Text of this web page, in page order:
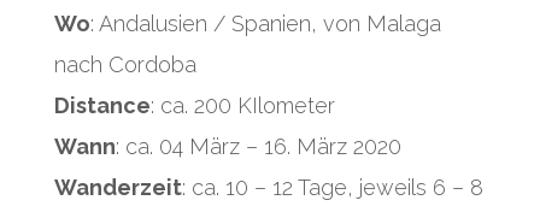
Wo: Andalusien / Spanien, von Malaga
nach Cordoba
Distance: ca. 200 KIlometer
Wann: ca. 04 März – 16. März 2020
Wanderzeit: ca. 10 – 12 Tage, jeweils 6 – 8